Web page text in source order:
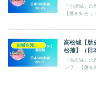
「小諸城」
【藩を知ろう
お城を知ろう！（日本100名城）
高松城【歴
松藩】（日
「高松城」
ンプ、【藩を